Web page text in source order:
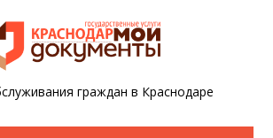
граждан в Краснодаре